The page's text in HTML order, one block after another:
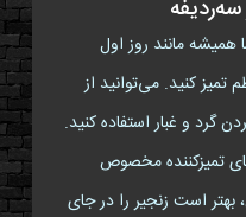
سه‌ردیفه
همیشه مانند روز اول
کنید. می‌توانید از
گرد و غبار استفاده کنید.
تمیزکننده مخصوص
بهتر است زنجیر را در جای